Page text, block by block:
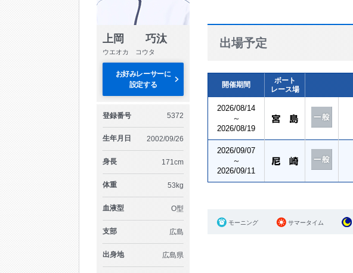
上岡 巧汰
ウエオカ コウタ
お好みレーサーに
設定する
登録番号 5372
生年月日 2002/09/26
身長 171cm
体重 53kg
血液型 O型
支部 広島
出身地 広島県
出場予定
開催期間
ボート
レース場
2026/08/14
～
2026/08/19
2026/09/07
～
2026/09/11
モーニング サマータイム